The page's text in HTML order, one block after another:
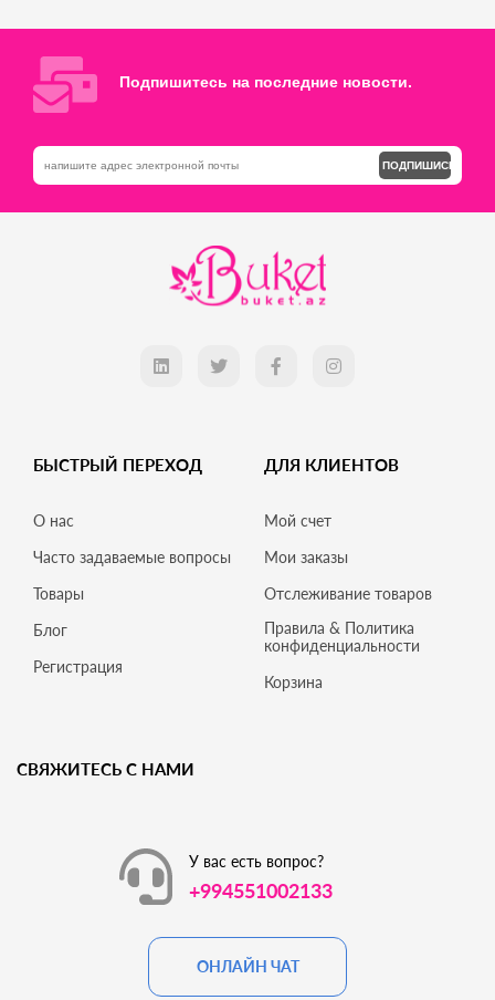
Подпишитесь на последние новости.
ПОДПИШИСЬ
БЫСТРЫЙ ПЕРЕХОД
О нас
Часто задаваемые вопросы
Товары
Блог
Регистрация
ДЛЯ КЛИЕНТОВ
Мой счет
Мои заказы
Отслеживание товаров
Правила & Политика
конфиденциальности
Корзина
СВЯЖИТЕСЬ С НАМИ
У вас есть вопрос?
+994551002133
ОНЛАЙН ЧАТ